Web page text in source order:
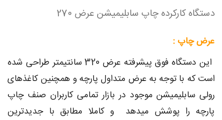
دستگاه کارکرده چاپ سابلیمیشن عرض 270
عرض چاپ :
این دستگاه فوق پیشرفته عرض 320 سانتیمتر طراحی شده
است که با توجه به عرض متداول پارچه و همچنین کاغذهای
رولی سابلیمیشن موجود در بازار تمامی کاربران صنف چاپ
پارچه را پوشش میدهد و کاملا مطابق با جدیدترین